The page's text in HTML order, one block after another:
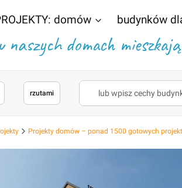
domów budynków
naszych domach
rzutami
Projekty domów – ponad 1500 gotowych